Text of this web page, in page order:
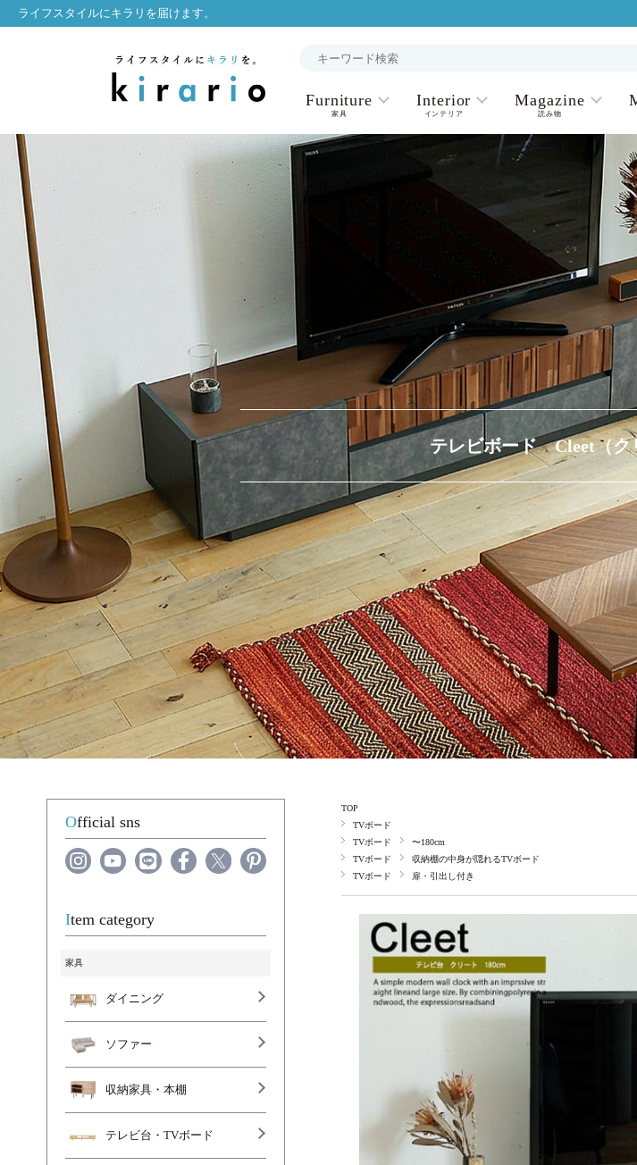
ライフスタイルにキラリを届けます。
Furniture
家具
Interior
インテリア
Magazine
読み物
TOP
TVボード
TVボード
〜180cm
TVボード
収納棚の中身が隠れるTVボード
TVボード
扉・引出し付き
Official sns
Item category
家具
ダイニング
ソファー
収納家具・本棚
テレビ台・TVボード